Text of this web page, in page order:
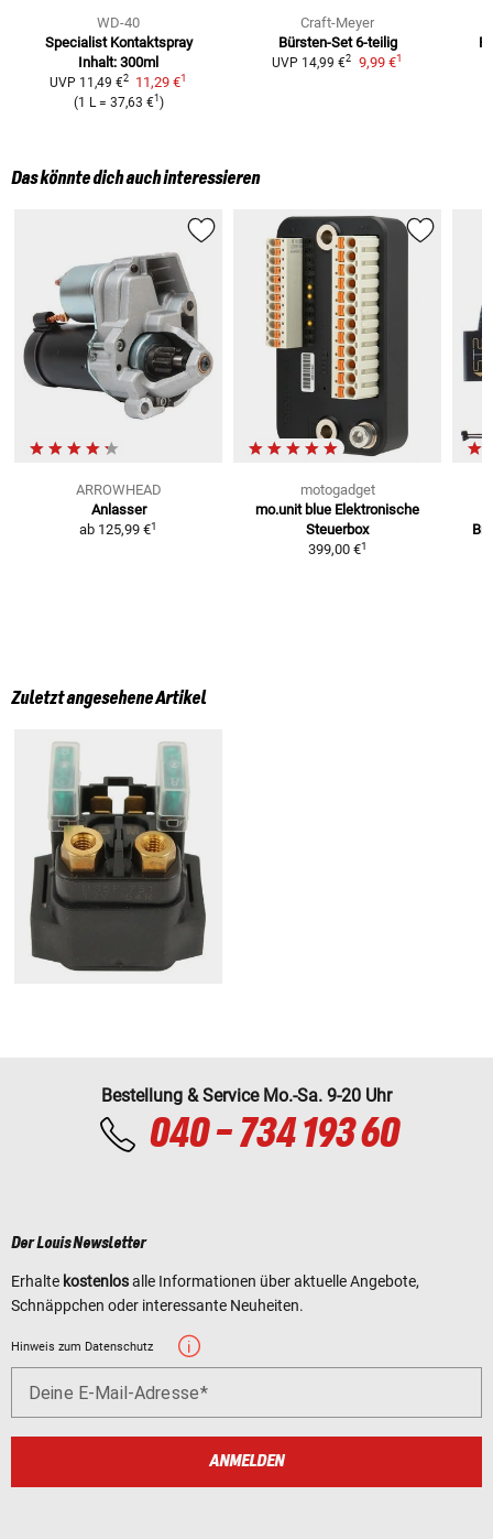
WD-40
Specialist Kontaktspray
Inhalt: 300ml
UVP 11,49 €2 11,29 €1
(1 L= 37,63 €1 )
Craft-Meyer
Bürsten-Set 6-teilig
UVP 14,99 €2 9,99 €1
Das könnte dich auch interessieren
ARROWHEAD
Anlasser
ab 125,99 €1
motogadget
mo.unit blue Elektronische
Steuerbox
399,00 €1
Zuletzt angesehene Artikel
Bestellung & Service Mo.-Sa. 9-20 Uhr
040 - 734 193 60
Der Louis Newsletter
Erhalte kostenlosalle Informationen über aktuelle Angebote,
Schnäppchen oder interessante Neuheiten.
Hinweis zum Datenschutz
Deine E-Mail-Adresse
ANMELDEN